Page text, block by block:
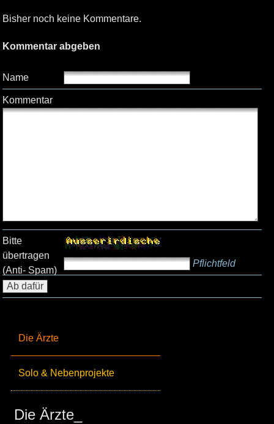
Die Ärzte
Solo & Nebenprojekte
Die Ärzte_
Bisher noch keine Kommentare.
Kommentar abgeben
Name
Kommentar
Bitte
übertragen
(Anti- Spam)
Pflichtfeld